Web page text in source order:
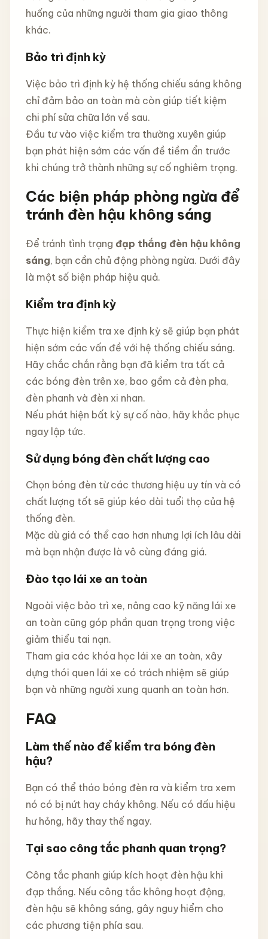
huống của những người tham gia giao thông
khác.
Bảo trì định kỳ
Việc bảo trì định kỳ hệ thống chiếu sáng không
chỉ đảm bảo an toàn mà còn giúp tiết kiệm
chi phí sửa chữa lớn về sau.
Đầu tư vào việc kiểm tra thường xuyên giúp
bạn phát hiện sớm các vấn đề tiềm ẩn trước
khi chúng trở thành những sự cố nghiêm trọng.
Các biện pháp phòng ngừa để
tránh đèn hậu không sáng
Để tránh tình trạng đạp thắng đèn hậu không
sáng, bạn cần chủ động phòng ngừa. Dưới đây
là một số biện pháp hiệu quả.
Kiểm tra định kỳ
Thực hiện kiểm tra xe định kỳ sẽ giúp bạn phát
hiện sớm các vấn đề với hệ thống chiếu sáng.
Hãy chắc chắn rằng bạn đã kiểm tra tất cả
các bóng đèn trên xe, bao gồm cả đèn pha,
đèn phanh và đèn xi nhan.
Nếu phát hiện bất kỳ sự cố nào, hãy khắc phục
ngay lập tức.
Sử dụng bóng đèn chất lượng cao
Chọn bóng đèn từ các thương hiệu uy tín và có
chất lượng tốt sẽ giúp kéo dài tuổi thọ của hệ
thống đèn.
Mặc dù giá có thể cao hơn nhưng lợi ích lâu dài
mà bạn nhận được là vô cùng đáng giá.
Đào tạo lái xe an toàn
Ngoài việc bảo trì xe, nâng cao kỹ năng lái xe
an toàn cũng góp phần quan trọng trong việc
giảm thiểu tai nạn.
Tham gia các khóa học lái xe an toàn, xây
dựng thói quen lái xe có trách nhiệm sẽ giúp
bạn và những người xung quanh an toàn hơn.
FAQ
Làm thế nào để kiểm tra bóng đèn
hậu?
Bạn có thể tháo bóng đèn ra và kiểm tra xem
nó có bị nứt hay cháy không. Nếu có dấu hiệu
hư hỏng, hãy thay thế ngay.
Tại sao công tắc phanh quan trọng?
Công tắc phanh giúp kích hoạt đèn hậu khi
đạp thắng. Nếu công tắc không hoạt động,
đèn hậu sẽ không sáng, gây nguy hiểm cho
các phương tiện phía sau.